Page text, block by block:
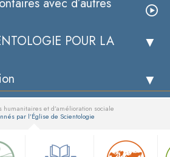
POUR LA
humanitaires et d’amélioration sociale
par l’Église de Scientologie